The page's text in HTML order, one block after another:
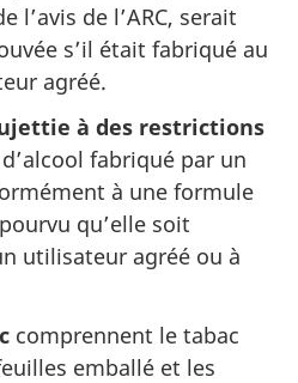
de l’ARC, serait
s’il était fabriqué au
agréé.
à des restrictions
fabriqué par un
à une formule
qu’elle soit
utilisateur agréé ou à
comprennent le tabac
emballé et les